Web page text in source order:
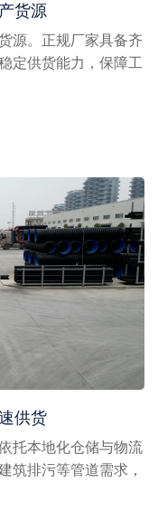
货源
源。正规厂家具备齐
定供货能力，保障工
供货
托本地化仓储与物流
筑排污等管道需求，